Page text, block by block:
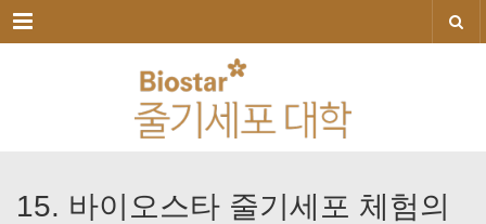
메뉴
15. 바이오스타 줄기세포 체험의